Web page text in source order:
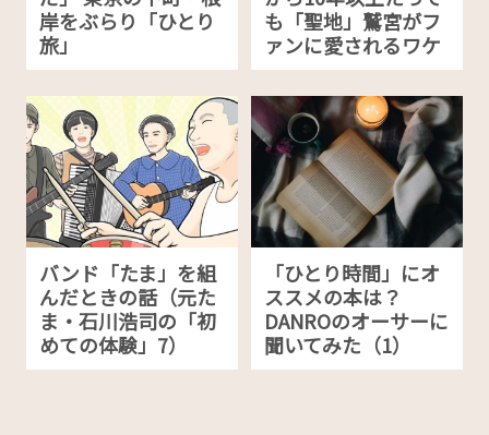
岸をぶらり「ひとり
旅」
も「聖地」鷲宮がフ
ァンに愛されるワケ
バンド「たま」を組
んだときの話（元た
ま・石川浩司の「初
めての体験」7）
「ひとり時間」にオ
ススメの本は？
DANROのオーサーに
聞いてみた（1）